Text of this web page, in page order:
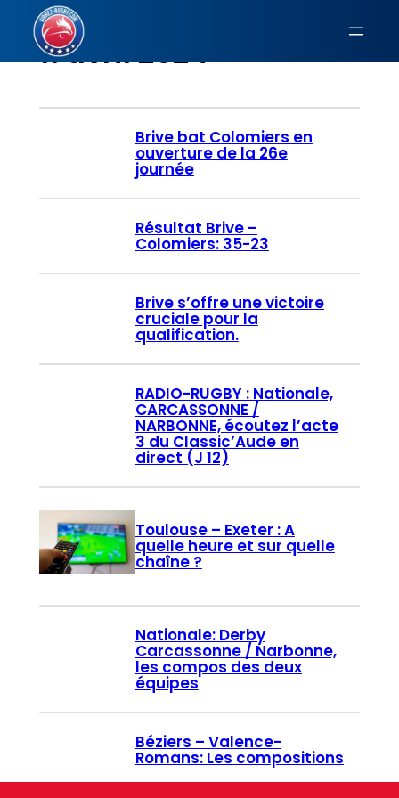
Aller
contenu11 avril 2024
Brive bat Colomiers en
ouverture de la 26e
journée
Résultat Brive –
Colomiers: 35-23
Brive s’offre une victoire
cruciale pour la
qualification.
RADIO-RUGBY : Nationale,
CARCASSONNE /
NARBONNE, écoutez l’acte
3 du Classic’Aude en
direct (J 12)
Toulouse – Exeter : A
quelle heure et sur quelle
chaîne ?
Nationale: Derby
Carcassonne / Narbonne,
les compos des deux
équipes
Béziers – Valence-
Romans: Les compositions